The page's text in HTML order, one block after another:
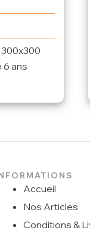
6 ans
Accueil
Nos Articles
Conditions &